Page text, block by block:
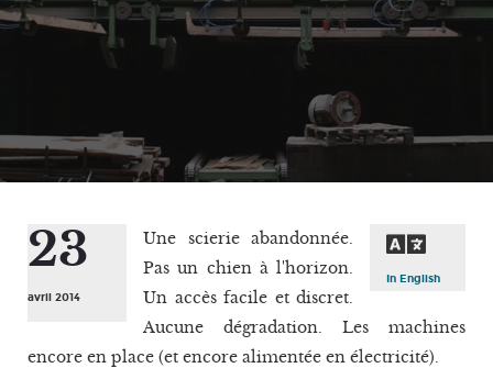
23
avril 2014
In English
Une scierie abandonnée.
Pas un chien à l'horizon.
Un accès facile et discret.
Aucune dégradation. Les machines
encore en place (et encore alimentée en électricité).